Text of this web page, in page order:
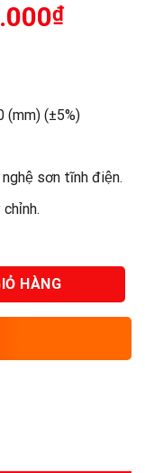
₫
(mm) (±5%)
sơn tĩnh điện.
bụng ANP-006 số
HÀNG